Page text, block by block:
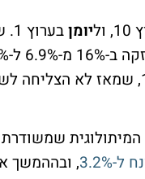
יומן
תחת חסון, נרשם רייטינג שיא של
המיתולוגית
3.2%